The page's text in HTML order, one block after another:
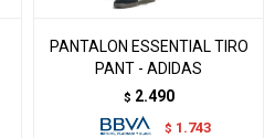
PANTALON ESSENTIAL TIRO
PANT - ADIDAS
$ 2.490
$ 1.743